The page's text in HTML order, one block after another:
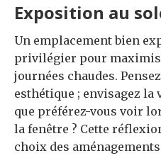
Exposition au
Un emplacement bien
privilégier pour
journées chaudes.
esthétique ; envisagez la
que préférez-vous voir
la fenêtre ? Cette
choix des